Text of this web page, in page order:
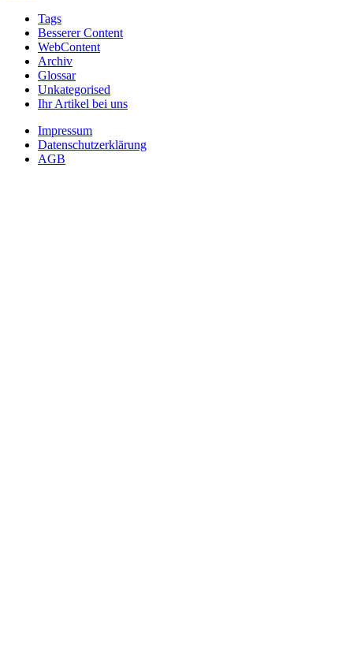
Tags
Besserer Content
WebContent
Archiv
Glossar
Unkategorised
Ihr Artikel bei uns
Impressum
Datenschutzerklärung
AGB